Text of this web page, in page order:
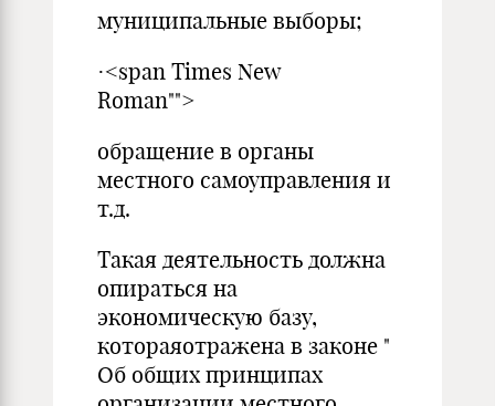
муниципальные выборы;
·<span Times New
Roman"">
обращение в органы
местного самоуправления и
т.д.
Такая деятельность должна
опираться на
экономическую базу,
котораяотражена в законе "
Об общих принципах